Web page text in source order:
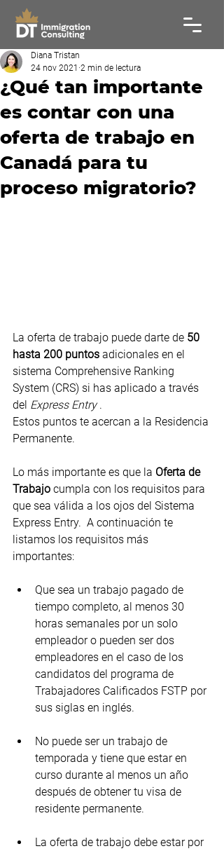
¿Qué tan importante
es contar con una
oferta de trabajo en
Canadá para tu
proceso migratorio?
Diana Tristan
24 nov 2021 2 min de lectura
La oferta de trabajo puede darte de 50
hasta 200 puntos adicionales en el
sistema Comprehensive Ranking
System (CRS) si has aplicado a través
del Express Entry .
Estos puntos te acercan a la Residencia
Permanente.
Lo más importante es que la Oferta de
Trabajo cumpla con los requisitos para
que sea válida a los ojos del Sistema
Express Entry.  A continuación te
listamos los requisitos más
importantes:
Que sea un trabajo pagado de
tiempo completo, al menos 30
horas semanales por un solo
empleador o pueden ser dos
empleadores en el caso de los
candidatos del programa de
Trabajadores Calificados FSTP por
sus siglas en inglés.
No puede ser un trabajo de
temporada y tiene que estar en
curso durante al menos un año
después de obtener tu visa de
residente permanente.
La oferta de trabajo debe estar por